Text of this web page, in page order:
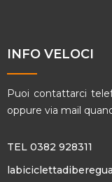
INFO VELOCI
Puoi contattarci
oppure via mail
TEL 0382 928311